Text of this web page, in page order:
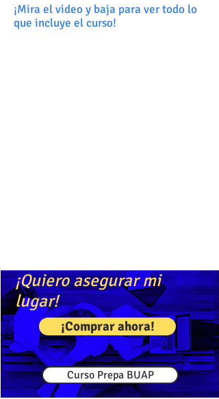
¡Mira el video y baja para ver todo lo
que incluye el curso!
¡Quiero asegurar mi
lugar!
¡Comprar ahora!
Curso Prepa BUAP